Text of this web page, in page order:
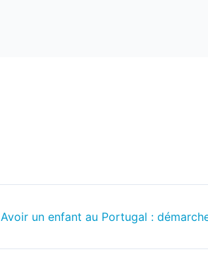
Avoir un enfant au Portugal :